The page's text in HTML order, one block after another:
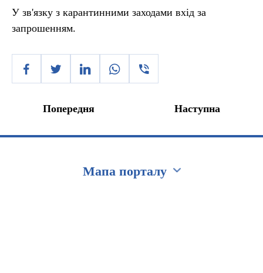
У зв'язку з карантинними заходами вхід за
запрошенням.
Попередня Наступна
Мапа порталу